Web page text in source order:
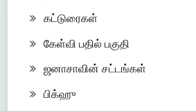
கட்டுரைகள்
கேள்வி பதில் பகுதி
ஜனாசாவின் சட்டங்கள்
பிக்ஹு